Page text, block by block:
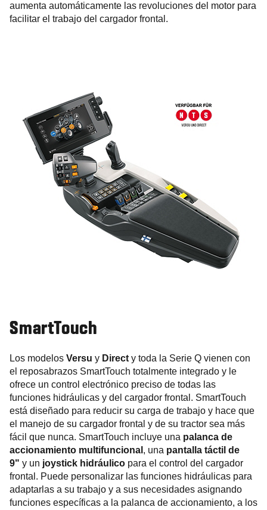
aumenta automáticamente las revoluciones del motor para
facilitar el trabajo del cargador frontal.
SmartTouch
Los modelos Versu y Direct y toda la Serie Q vienen con
el reposabrazos SmartTouch totalmente integrado y le
ofrece un control electrónico preciso de todas las
funciones hidráulicas y del cargador frontal. SmartTouch
está diseñado para reducir su carga de trabajo y hace que
el manejo de su cargador frontal y de su tractor sea más
fácil que nunca. SmartTouch incluye una palanca de
accionamiento multifuncional , una pantalla táctil de
9" y un joystick hidráulico para el control del cargador
frontal. Puede personalizar las funciones hidráulicas para
adaptarlas a su trabajo y a sus necesidades asignando
funciones específicas a la palanca de accionamiento, a los